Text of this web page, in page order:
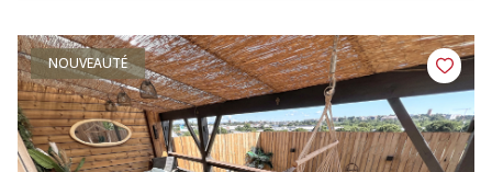
NOUVEAUTÉ